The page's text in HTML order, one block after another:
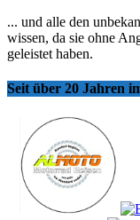
... und alle den
wissen, da sie ohne
geleistet haben.
Seit über 20 Jahren